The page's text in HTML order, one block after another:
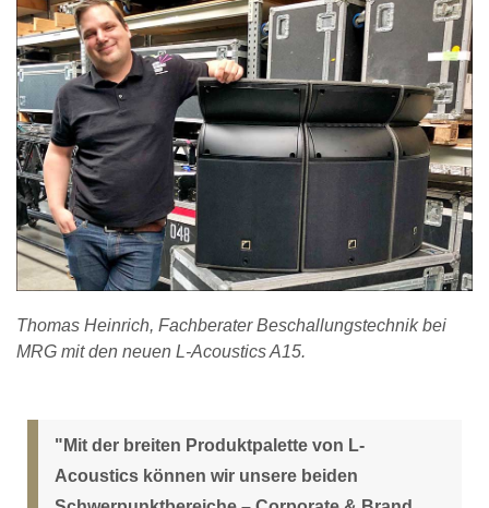
Thomas Heinrich, Fachberater Beschallungstechnik bei
MRG mit den neuen L-Acoustics A15.
"Mit der breiten Produktpalette von L-
Acoustics können wir unsere beiden